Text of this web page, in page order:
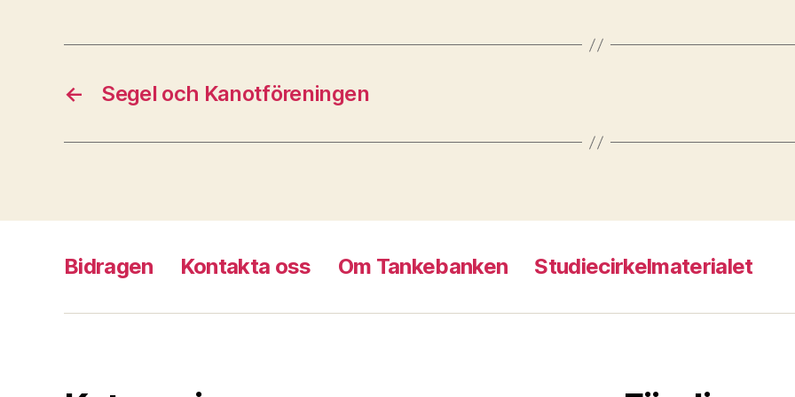
← Segel och Kanotföreningen
Bidragen Kontakta oss Om Tankebanken Studiecirkelmaterialet